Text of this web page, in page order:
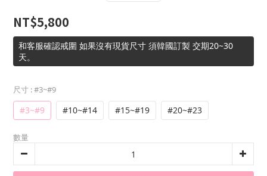
NT$5,800
和客服確認戒圍 如果沒有現貨尺寸 須韓國訂製 交期20~30
天。
尺寸 : #3~#9
#3~#9 #10~#14 #15~#19 #20~#23
數量